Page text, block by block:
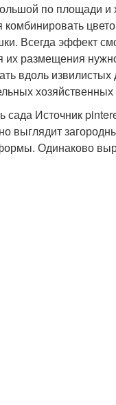
по площади и
комбинировать
Всегда эффект
их размещения
вдоль
хозяйственных
сада Источник
выглядит
Одинаково